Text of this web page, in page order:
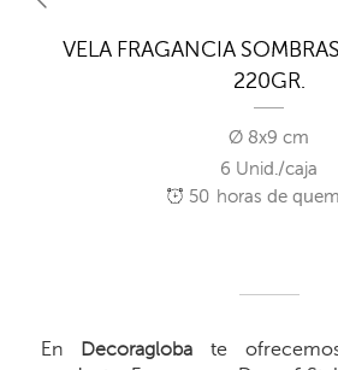
VELA FRAGANCIA
220GR.
Ø 8x9 cm
6 Unid./caja
50 horas de
En Decoragloba te